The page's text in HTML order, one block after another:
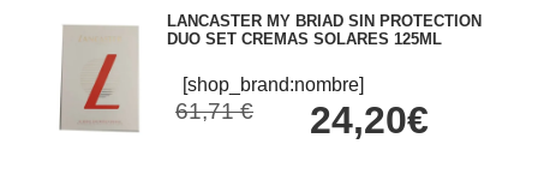
LANCASTER MY BRIAD SIN PROTECTION
DUO SET CREMAS SOLARES 125ML
[shop_brand:nombre]
61,71 € 24,20€